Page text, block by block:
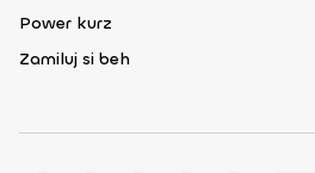
Power kurz
Zamiluj si beh